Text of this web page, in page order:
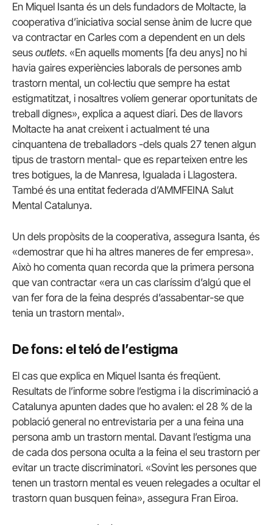
En Miquel Isanta és un dels fundadors de Moltacte, la
cooperativa d’iniciativa social sense ànim de lucre que
va contractar en Carles com a dependent en un dels
seus outlets. «En aquells moments [fa deu anys] no hi
havia gaires experiències laborals de persones amb
trastorn mental, un col·lectiu que sempre ha estat
estigmatitzat, i nosaltres volíem generar oportunitats de
treball dignes», explica a aquest diari. Des de llavors
Moltacte ha anat creixent i actualment té una
cinquantena de treballadors -dels quals 27 tenen algun
tipus de trastorn mental- que es reparteixen entre les
tres botigues, la de Manresa, Igualada i Llagostera.
També és una entitat federada d’AMMFEINA Salut
Mental Catalunya.
Un dels propòsits de la cooperativa, assegura Isanta, és
«demostrar que hi ha altres maneres de fer empresa».
Això ho comenta quan recorda que la primera persona
que van contractar «era un cas claríssim d’algú que el
van fer fora de la feina després d’assabentar-se que
tenia un trastorn mental».
De fons: el teló de l’estigma
El cas que explica en Miquel Isanta és freqüent.
Resultats de l’informe sobre l’estigma i la discriminació a
Catalunya apunten dades que ho avalen: el 28 % de la
població general no entrevistaria per a una feina una
persona amb un trastorn mental. Davant l’estigma una
de cada dos persona oculta a la feina el seu trastorn per
evitar un tracte discriminatori. «Sovint les persones que
tenen un trastorn mental es veuen relegades a ocultar el
trastorn quan busquen feina», assegura Fran Eiroa.